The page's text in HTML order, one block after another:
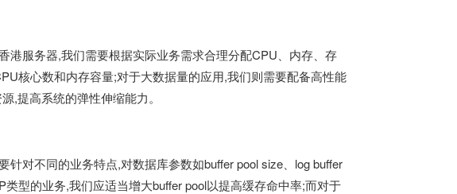
港服务器,我们需要根据实际业务需求合理分配CPU、内存、存
核心数和内存容量;对于大数据量的应用,我们则需要配备高性能
,提高系统的弹性伸缩能力。
对不同的业务特点,对数据库参数如buffer pool size、log buffer
型的业务,我们应适当增大buffer pool以提高缓存命中率;而对于